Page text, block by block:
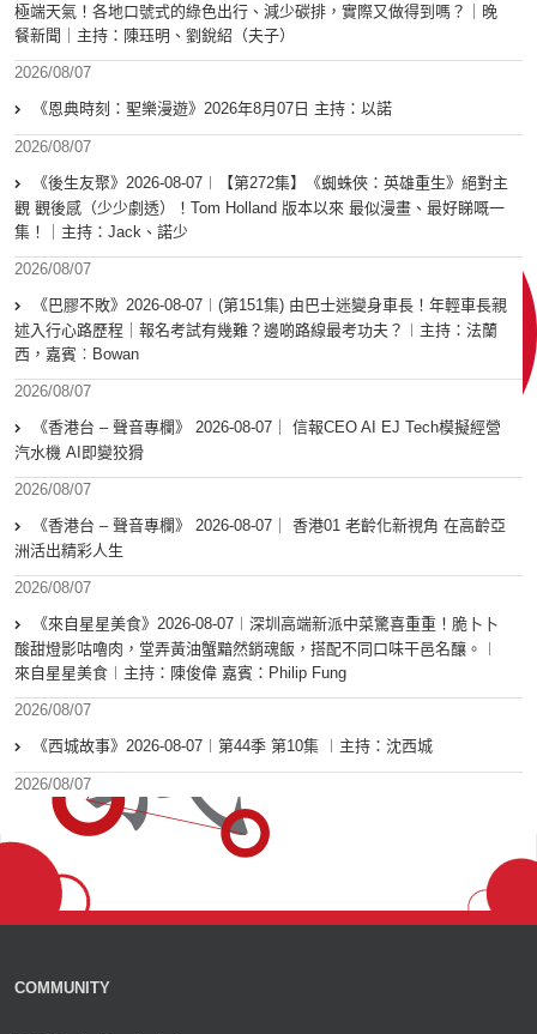
極端天氣！各地口號式的綠色出行、減少碳排，實際又做得到嗎？｜晚
餐新聞｜主持：陳珏明、劉銳紹（夫子）
2026/08/07
《恩典時刻：聖樂漫遊》2026年8月07日 主持：以諾
2026/08/07
《後生友聚》2026-08-07︱【第272集】《蜘蛛俠：英雄重生》絕對主
觀 觀後感（少少劇透）！Tom Holland 版本以來 最似漫畫、最好睇嘅一
集！｜主持：Jack、諾少
2026/08/07
《巴膠不敗》2026-08-07︱(第151集) 由巴士迷變身車長！年輕車長親
述入行心路歷程｜報名考試有幾難？邊啲路線最考功夫？︱主持：法蘭
西，嘉賓︰Bowan
2026/08/07
《香港台 – 聲音專欄》 2026-08-07｜ 信報CEO AI EJ Tech模擬經營
汽水機 AI即變狡猾
2026/08/07
《香港台 – 聲音專欄》 2026-08-07｜ 香港01 老齡化新視角 在高齡亞
洲活出精彩人生
2026/08/07
《來自星星美食》2026-08-07︱深圳高端新派中菜驚喜重重！脆卜卜
酸甜燈影咕嚕肉，堂弄黃油蟹黯然銷魂飯，搭配不同口味干邑名釀。︱
來自星星美食︱主持：陳俊偉 嘉賓：Philip Fung
2026/08/07
《西城故事》2026-08-07︱第44季 第10集 ︱主持：沈西城
2026/08/07
COMMUNITY